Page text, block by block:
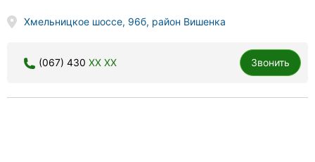
Хмельницкое шоссе, 96б, район Вишенка
(067) 430 XX XX Звонить